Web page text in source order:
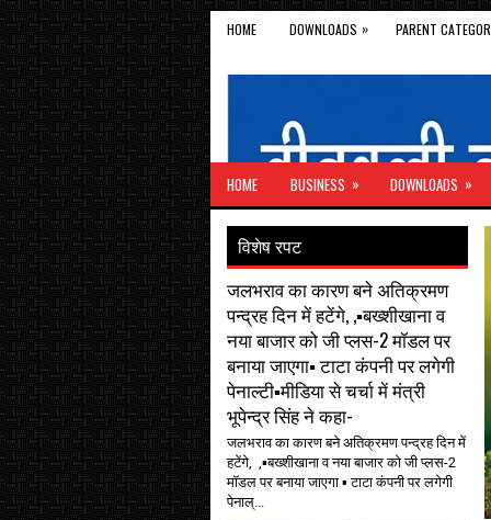
HOME DOWNLOADS » PARENT
HOME BUSINESS » DOWNLOADS »
विशेष रपट
जलभराव का कारण बने अतिक्रमण
पन्द्रह दिन में हटेंगे, ,▪️बख्शीखाना व
नया बाजार को जी प्लस-2 मॉडल पर
बनाया जाएगा▪️ टाटा कंपनी पर लगेगी
पेनाल्टी▪️मीडिया से चर्चा में मंत्री
भूपेन्द्र सिंह ने कहा-
जलभराव का कारण बने अतिक्रमण पन्द्रह दिन में
हटेंगे, ,▪️बख्शीखाना व नया बाजार को जी प्लस-2
मॉडल पर बनाया जाएगा ▪️ टाटा कंपनी पर लगेगी
पेनाल्...